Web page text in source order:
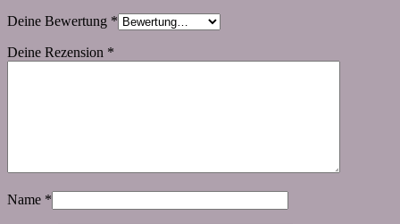
Deine Bewertung *
Deine Rezension *
Name *